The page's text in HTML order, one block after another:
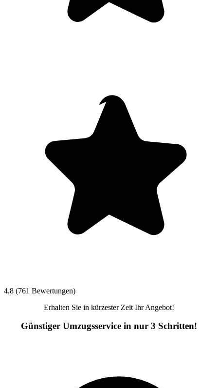
4,8 (761 Bewertungen)
Erhalten Sie in kürzester Zeit Ihr Angebot!
Günstiger Umzugsservice in nur 3 Schritten!